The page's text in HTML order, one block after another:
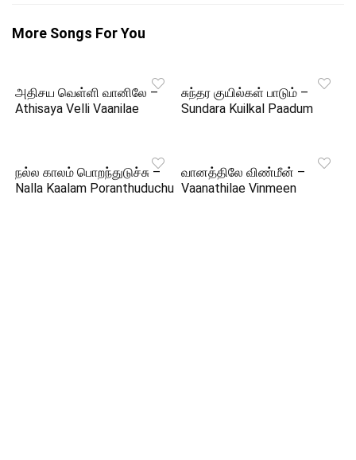
More Songs For You
அதிசய வெள்ளி வானிலே –
Athisaya Velli Vaanilae
சுந்தர குயில்கள் பாடும் –
Sundara Kuilkal Paadum
நல்ல காலம் பொறந்துடுச்சு –
Nalla Kaalam Poranthuduchu
வானத்திலே விண்மீன் –
Vaanathilae Vinmeen